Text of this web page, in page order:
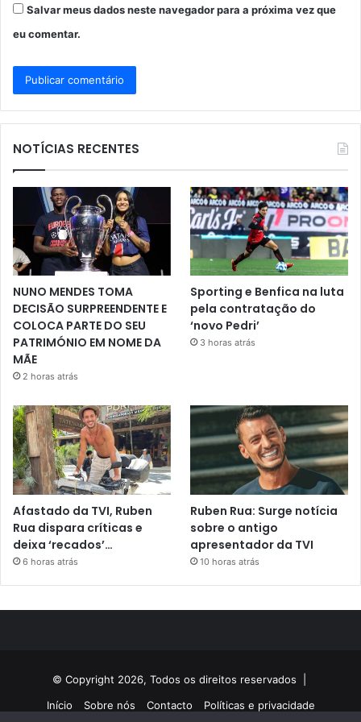
Salvar meus dados neste navegador para a próxima vez que
eu comentar.
NOTÍCIAS RECENTES
NUNO MENDES TOMA
DECISÃO SURPREENDENTE E
COLOCA PARTE DO SEU
PATRIMÓNIO EM NOME DA
MÃE
2 horas atrás
Sporting e Benfica na luta
pela contratação do
‘novo Pedri’
3 horas atrás
Afastado da TVI, Ruben
Rua dispara críticas e
deixa ‘recados’…
6 horas atrás
Ruben Rua: Surge notícia
sobre o antigo
apresentador da TVI
10 horas atrás
© Copyright 2026, Todos os direitos reservados |
Início
Sobre nós Contacto Políticas e privacidade